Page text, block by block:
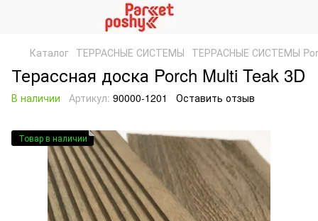
Каталог ТЕРРАСНЫЕ СИСТЕМЫ ТЕРРАСНЫЕ СИСТЕМЫ
Терассная доска Porch Multi Teak 3D
В наличии Артикул: 90000-1201 Оставить отзыв
Товар в наличии